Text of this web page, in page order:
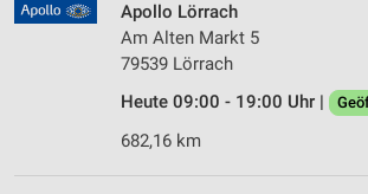
Apollo Lörrach
Am Alten Markt 5
79539 Lörrach
Heute 09:00 - 19:00 Uhr |
682,16 km